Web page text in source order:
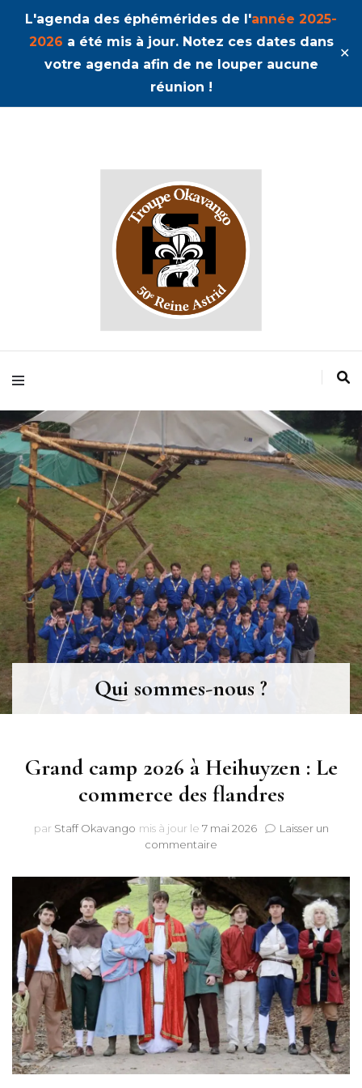
L'agenda des éphémérides de l'année 2025-
2026 a été mis à jour. Notez ces dates dans
votre agenda afin de ne louper aucune
réunion !
✕
Okavango
50ème Unité Reine Astrid
Qui sommes-nous ?
Grand camp 2026 à Heihuyzen : Le
commerce des flandres
par Staff Okavango mis à jour le 7 mai 2026
Laisser un
commentaire
camp
2026
à
Heihuyzen
:
Le
commerce
des
flandres